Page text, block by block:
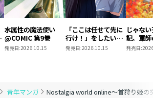
青年マンガ Nostalgia world online～首狩り姫の
水属性の魔法使い
@COMIC 第9巻
発売日:2026.10.15
「ここは任せて先に
行け！」をしたい死
にたがりの望まぬ宇
発売日:2026.10.15
じゃな
記。軍
われま
発売日: